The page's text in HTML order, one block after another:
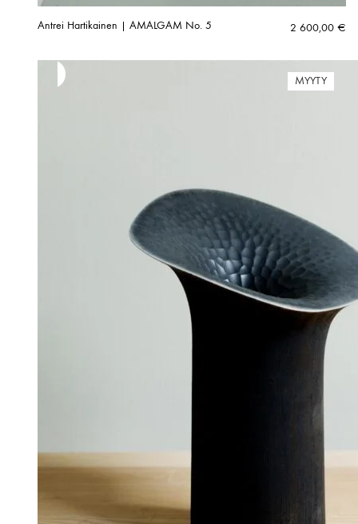
Antrei Hartikainen | AMALGAM No. 5 2 600,00 €
MYYTY